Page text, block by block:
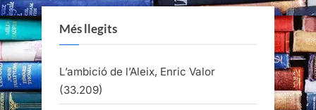
Més llegits
L’ambició de l’Aleix, Enric Valor
(33.209)